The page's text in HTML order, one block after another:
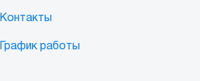
Контакты
График работы